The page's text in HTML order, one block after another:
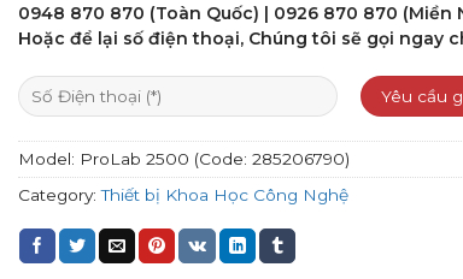
out
of
0948 870 870 (Toàn Quốc) | 0926 870 870 (Miền
Hoặc để lại số điện thoại, Chúng tôi sẽ gọi ngay
Model: ProLab 2500 (Code: 285206790)
Category:Thiết bị Khoa Học Công Nghệ